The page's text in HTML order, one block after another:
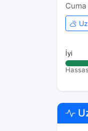
Cuma
İyi